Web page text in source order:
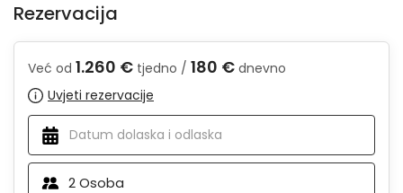
Rezervacija
Već od 1.260 € tjedno / 180 € dnevno
Uvjeti rezervacije
2Osoba